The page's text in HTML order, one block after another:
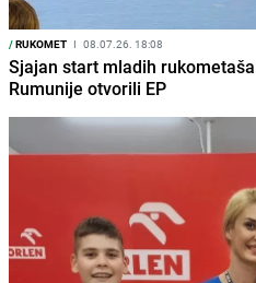
/RUKOMET I 08.07.26. 18:08
Sjajan start mladih
Rumunije otvorili EP